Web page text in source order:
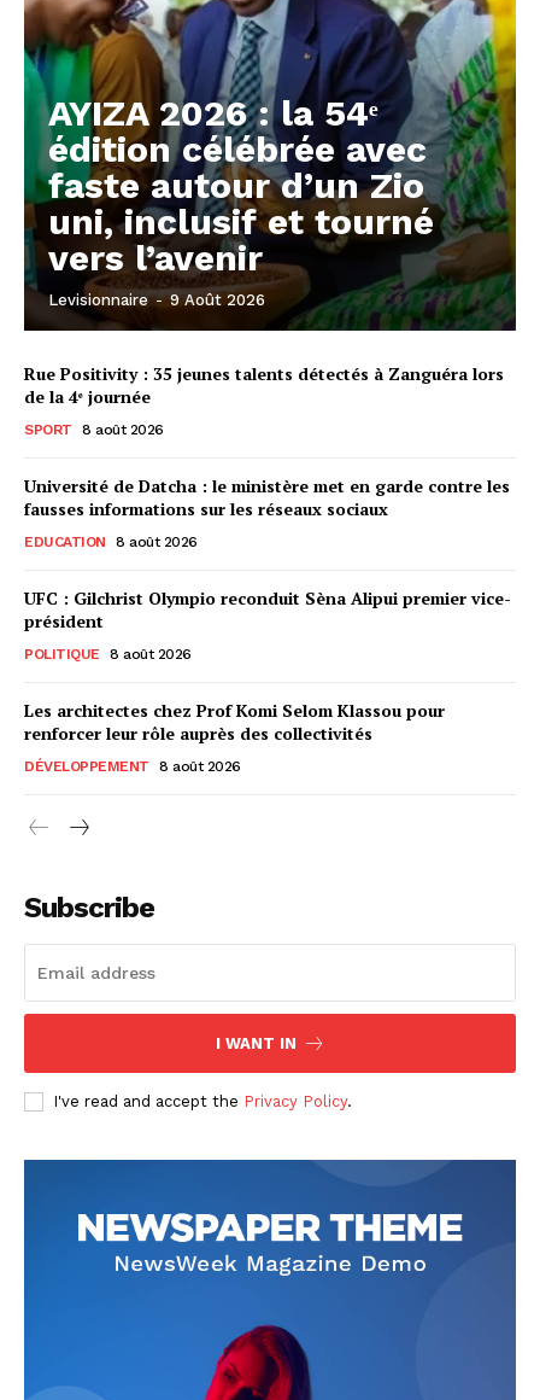
AYIZA 2026 : la 54ᵉ
édition célébrée avec
faste autour d’un Zio
uni, inclusif et tourné
vers l’avenir
Levisionnaire - 9 Août 2026
Rue Positivity : 35 jeunes talents détectés à Zanguéra lors
de la 4ᵉ journée
SPORT 8 août 2026
Université de Datcha : le ministère met en garde contre les
fausses informations sur les réseaux sociaux
EDUCATION 8 août 2026
UFC : Gilchrist Olympio reconduit Sèna Alipui premier vice-
président
POLITIQUE 8 août 2026
Les architectes chez Prof Komi Selom Klassou pour
renforcer leur rôle auprès des collectivités
DÉVELOPPEMENT 8 août 2026
Subscribe
I WANT IN
I've read and accept the Privacy Policy.